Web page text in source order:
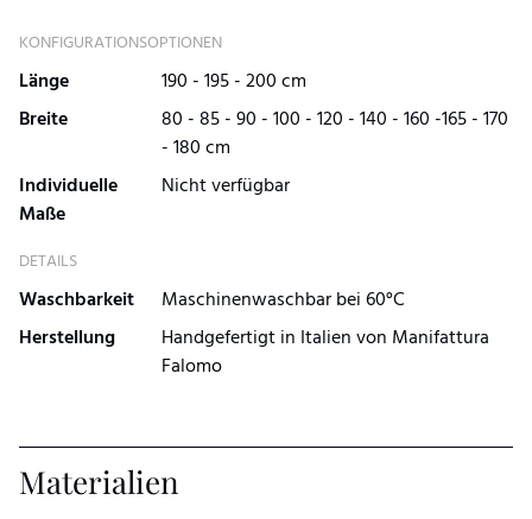
KONFIGURATIONSOPTIONEN
Länge
190 - 195 - 200 cm
Breite
80 - 85 - 90 - 100 - 120 - 140 - 160 -165 - 170
- 180 cm
Individuelle
Maße
Nicht verfügbar
DETAILS
Waschbarkeit
Maschinenwaschbar bei 60°C
Herstellung
Handgefertigt in Italien von Manifattura
Falomo
Materialien